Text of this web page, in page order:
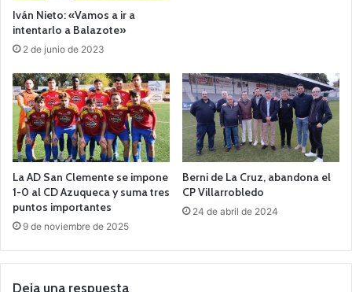
Iván Nieto: «Vamos a ir a
intentarlo a Balazote»
2 de junio de 2023
La AD San Clemente se impone
1-0 al CD Azuqueca y suma tres
puntos importantes
9 de noviembre de 2025
Berni de La Cruz, abandona el
CP Villarrobledo
24 de abril de 2024
Deja una respuesta